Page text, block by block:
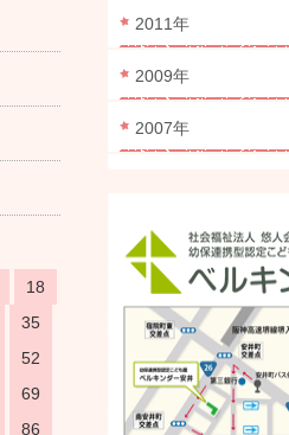
18
35
52
69
86
2011年
2009年
2007年